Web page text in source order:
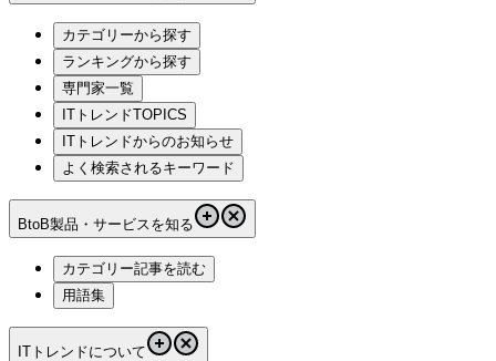
カテゴリーから探す
ランキングから探す
専門家一覧
ITトレンドTOPICS
ITトレンドからのお知らせ
よく検索されるキーワード
BtoB製品・サービスを知る
カテゴリー記事を読む
用語集
ITトレンドについて